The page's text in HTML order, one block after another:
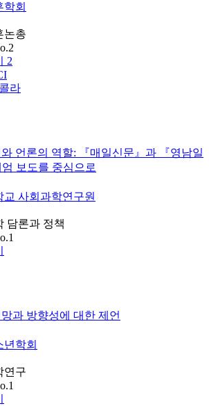
학회
논총
2
라
언론의 역할: 『매일신문』과 『영남일
엄 보도를 중심으로
교 사회과학연구원
담론과 정책
과 방향성에 대한 제언
년학회
연구